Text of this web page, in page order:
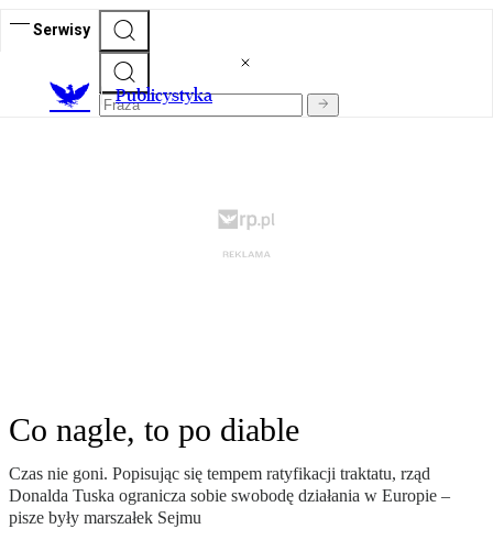
Serwisy
Publicystyka
Co nagle, to po diable
Czas nie goni. Popisując się tempem ratyfikacji traktatu, rząd
Donalda Tuska ogranicza sobie swobodę działania w Europie –
pisze były marszałek Sejmu